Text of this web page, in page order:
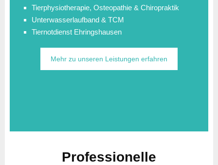
Tierphysiotherapie, Osteopathie & Chiropraktik
Unterwasserlaufband & TCM
Tiernotdienst Ehringshausen
Mehr zu unseren Leistungen erfahren
Professionelle